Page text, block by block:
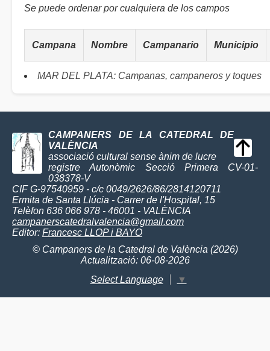
Se puede ordenar por cualquiera de los campos
Campana Nombre Campanario Municipio
MAR DEL PLATA: Campanas, campaneros y toques
CAMPANERS DE LA CATEDRAL DE
VALÈNCIA
associació cultural sense ànim de lucre
registre Autonòmic Secció Primera CV-01-
038378-V
CIF G-97540959 - c/c 0049/2626/86/2814120711
Ermita de Santa Llúcia - Carrer de l'Hospital, 15
Telèfon 636 066 978 - 46001 - VALÈNCIA
campanerscatedralvalencia@gmail.com
Editor: Francesc LLOP i BAYO
© Campaners de la Catedral de València (2026)
Actualització: 06-08-2026
Select Language
▼